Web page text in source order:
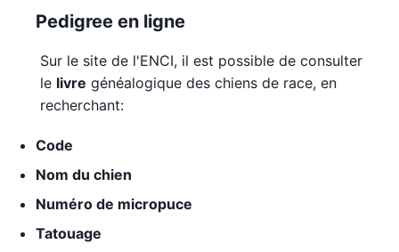
Pedigree en ligne
Sur le site de l'ENCI, il est possible de consulter
le livre généalogique des chiens de race, en
recherchant:
Code
Nom du chien
Numéro de micropuce
Tatouage